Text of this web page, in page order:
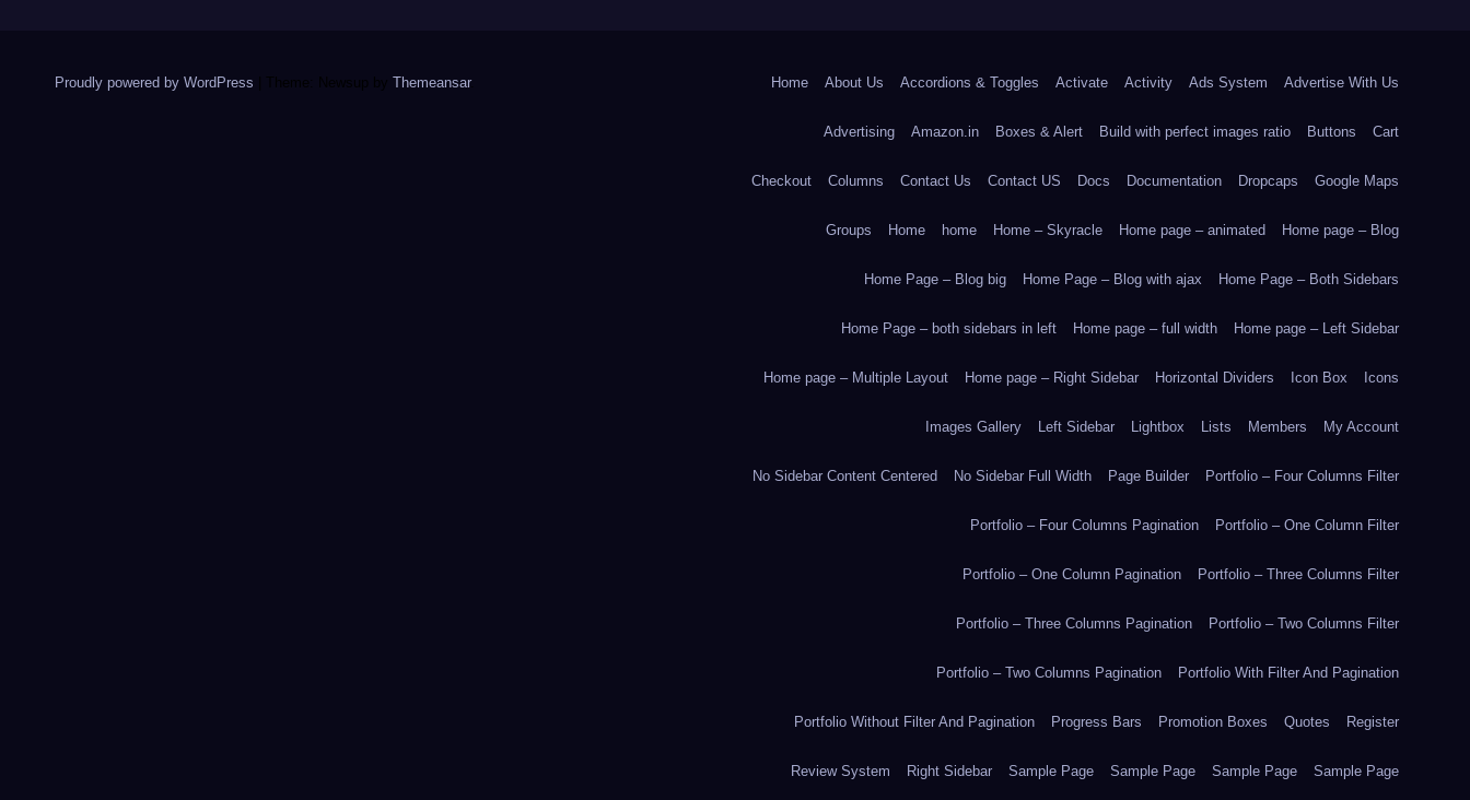
Proudly powered by WordPress Theme: Newsup by Themeansar. Home About Us Accordions & Toggles Activate Activity Ads System Advertise With Us
Advertising Amazon.in Boxes & Alert Build with perfect images ratio Buttons Cart
Checkout Columns Contact Us Contact US Docs Documentation Dropcaps Google Maps
Groups Home home Home – Skyracle Home page – animated Home page – Blog
Home Page – Blog big Home Page – Blog with ajax Home Page – Both Sidebars
Home Page – both sidebars in left Home page – full width Home page – Left Sidebar
Home page – Multiple Layout Home page – Right Sidebar Horizontal Dividers Icon Box Icons
Images Gallery Left Sidebar Lightbox Lists Members My Account
No Sidebar Content Centered No Sidebar Full Width Page Builder Portfolio – Four Columns Filter
Portfolio – Four Columns Pagination Portfolio – One Column Filter
Portfolio – One Column Pagination Portfolio – Three Columns Filter
Portfolio – Three Columns Pagination Portfolio – Two Columns Filter
Portfolio – Two Columns Pagination Portfolio With Filter And Pagination
Portfolio Without Filter And Pagination Progress Bars Promotion Boxes Quotes Register
Review System Right Sidebar Sample Page Sample Page Sample Page Sample Page